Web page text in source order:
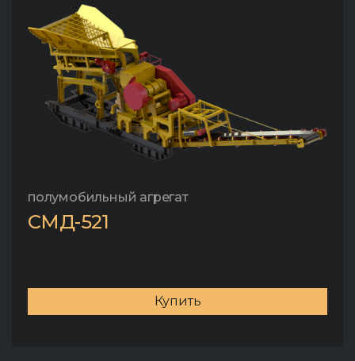
полумобильный агрегат
СМД-521
Купить